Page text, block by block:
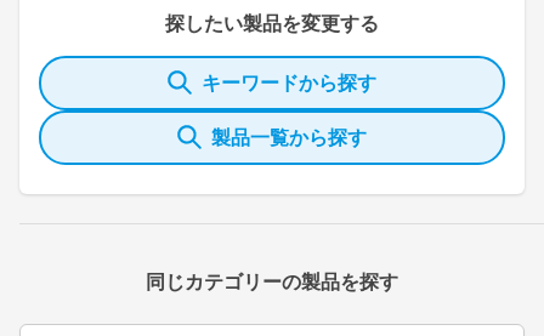
探したい製品を変更する
キーワードから探す
製品一覧から探す
同じカテゴリーの製品を探す